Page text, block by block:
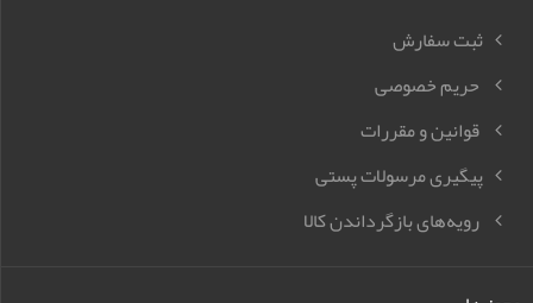
ثبت سفارش
حریم خصوصی
قوانین و مقررات
پیگیری مرسولات پستی
رویه‌های بازگرداندن کالا